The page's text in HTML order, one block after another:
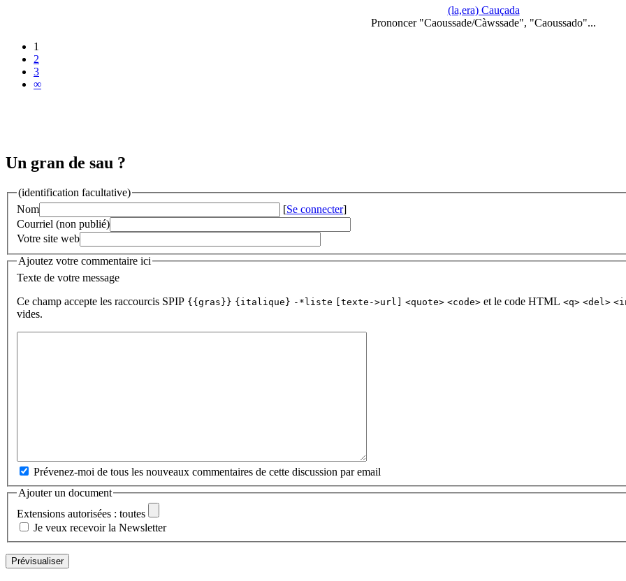
(la,era) Cauçada
Prononcer "Caoussade/Càwssade", "Caoussado"...
1
2
3
∞
Un gran de sau ?
(identification facultative)
Nom
[Se connecter]
Courriel (non publié)
Votre site web
Ajoutez votre commentaire ici
Texte de votre message
Ce champ accepte les raccourcis SPIP {{gras}} {italique} -*liste [texte->url] <quote> <code> et le code HTML <q> <del>
vides.
Prévenez-moi de tous les nouveaux commentaires de cette discussion par email
Ajouter un document
Extensions autorisées : toutes
Je veux recevoir la Newsletter